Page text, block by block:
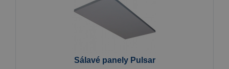
Sálavé panely Pulsar